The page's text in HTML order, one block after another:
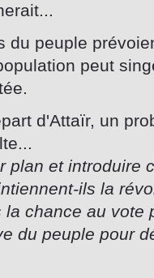
du peuple
peut
d'Attaïr, un
plan et introduire
ils la
chance au vote
du peuple pour